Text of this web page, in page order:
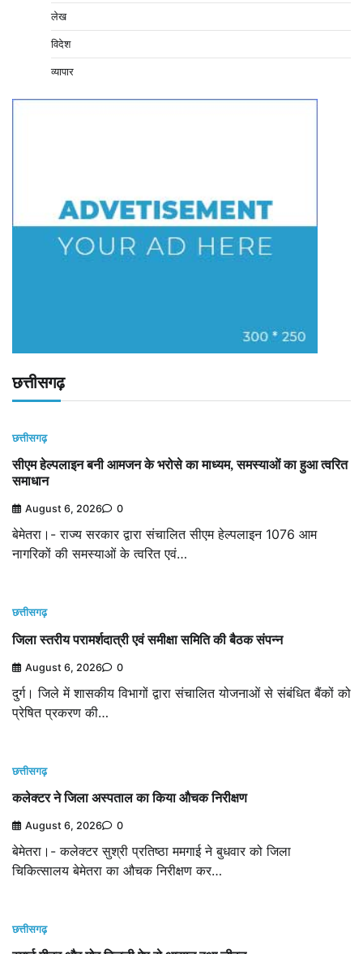
लेख
विदेश
व्यापार
छत्तीसगढ़
छत्तीसगढ़
सीएम हेल्पलाइन बनी आमजन के भरोसे का माध्यम, समस्याओं का हुआ त्वरित
समाधान
August 6, 2026 0
बेमेतरा।- राज्य सरकार द्वारा संचालित सीएम हेल्पलाइन 1076 आम
नागरिकों की समस्याओं के त्वरित एवं…
छत्तीसगढ़
जिला स्तरीय परामर्शदात्री एवं समीक्षा समिति की बैठक संपन्न
August 6, 2026 0
दुर्ग। जिले में शासकीय विभागों द्वारा संचालित योजनाओं से संबंधित बैंकों को
प्रेषित प्रकरण की…
छत्तीसगढ़
कलेक्टर ने जिला अस्पताल का किया औचक निरीक्षण
August 6, 2026 0
बेमेतरा।- कलेक्टर सुश्री प्रतिष्ठा ममगाई ने बुधवार को जिला
चिकित्सालय बेमेतरा का औचक निरीक्षण कर…
छत्तीसगढ़